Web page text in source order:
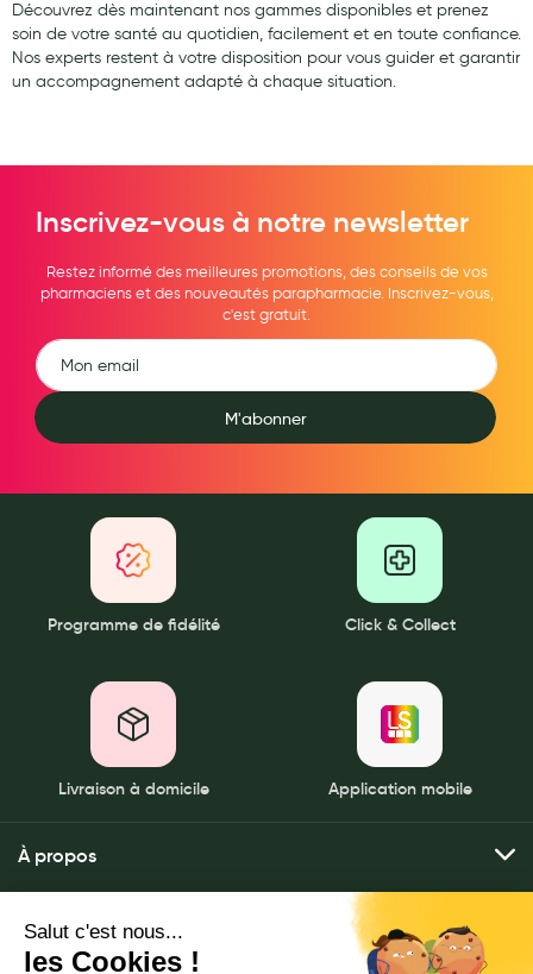
Découvrez dès maintenant nos gammes disponibles et prenez
soin de votre santé au quotidien, facilement et en toute confiance.
Nos experts restent à votre disposition pour vous guider et garantir
un accompagnement adapté à chaque situation.
Inscrivez-vous à notre newsletter
Restez informé des meilleures promotions, des conseils de vos
pharmaciens et des nouveautés parapharmacie. Inscrivez-vous,
c'est gratuit.
M'abonner
Programme de fidélité Click & Collect
Livraison à domicile Application mobile
À propos
Qui sommes-nous ?
Nos pharmacies
Mes services
Envoyer mes ordonnances